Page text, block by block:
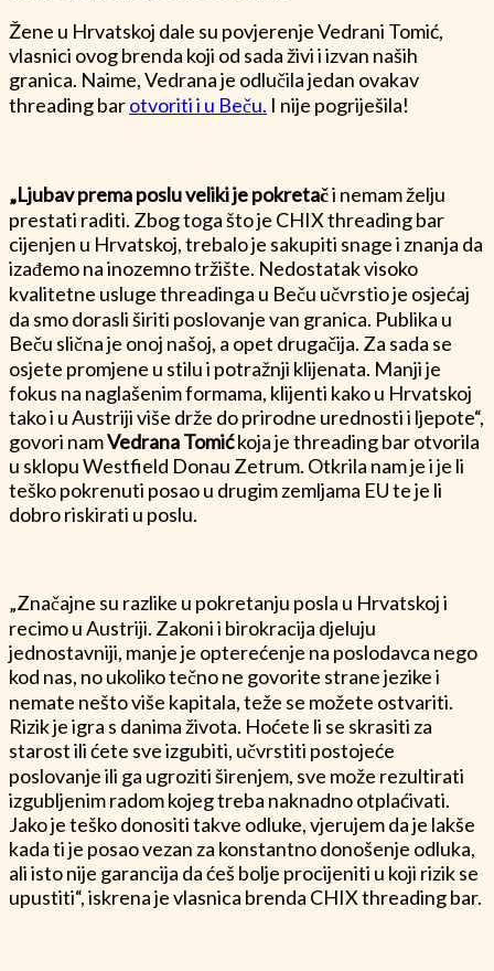
Žene u Hrvatskoj dale su povjerenje Vedrani Tomić,
vlasnici ovog brenda koji od sada živi i izvan naših
granica. Naime, Vedrana je odlučila jedan ovakav
threading barotvoriti i u Beču. I nije pogriješila!
„Ljubav prema poslu veliki je pokretači nemam želju
prestati raditi. Zbog toga što je CHIX threading bar
cijenjen u Hrvatskoj, trebalo je sakupiti snage i znanja da
izađemo na inozemno tržište. Nedostatak visoko
kvalitetne usluge threadinga u Beču učvrstio je osjećaj
da smo dorasli širiti poslovanje van granica. Publika u
Beču slična je onoj našoj, a opet drugačija. Za sada se
osjete promjene u stilu i potražnji klijenata. Manji je
fokus na naglašenim formama, klijenti kako u Hrvatskoj
tako i u Austriji više drže do prirodne urednosti i ljepote“,
govori namVedrana Tomićkoja je threading bar otvorila
u sklopuWestfield Donau Zetrum. Otkrila nam je i je li
teško pokrenuti posao u drugim zemljama EU te je li
dobro riskirati u poslu.
„Značajne su razlike u pokretanju posla u Hrvatskoj i
recimo u Austriji. Zakoni i birokracija djeluju
jednostavniji, manje je opterećenje na poslodavca nego
kod nas, no ukoliko tečno ne govorite strane jezike i
nemate nešto više kapitala, teže se možete ostvariti.
Rizik je igra s danima života. Hoćete li se skrasiti za
starost ili ćete sve izgubiti, učvrstiti postojeće
poslovanje ili ga ugroziti širenjem, sve može rezultirati
izgubljenim radom kojeg treba naknadno otplaćivati.
Jako je teško donositi takve odluke, vjerujem da je lakše
kada ti je posao vezan za konstantno donošenje odluka,
ali isto nije garancija da ćeš bolje procijeniti u koji rizik se
upustiti“, iskrena je vlasnica brenda CHIX threading bar.